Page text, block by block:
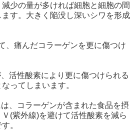
少の量が多ければ細胞と細胞の間
す。大きく陥没し深いシワを形成
、痛んだコラーゲンを更に傷つけ
活性酸素により更に傷つけられる
ってしまいます。
、コラーゲンが含まれた食品を摂
(紫外線)を避けて活性酸素を減ら
。